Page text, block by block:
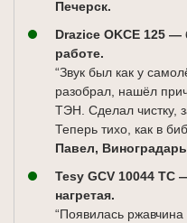
Печерск.
Drazice OKCE 125
работе.
“Звук был как у
разобрал, нашёл
ТЭН. Сделал чистку,
Теперь тихо, как в
Павел,
Tesy GCV 10044
нагретая.
“Появилась